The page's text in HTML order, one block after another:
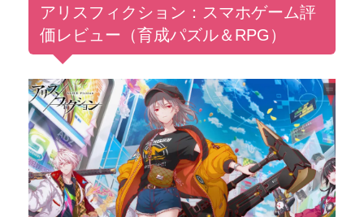
アリスフィクション：スマホゲーム評
価レビュー（育成パズル＆RPG）